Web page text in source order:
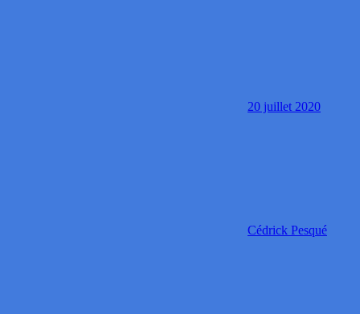
20 juillet 2020
Cédrick Pesqué